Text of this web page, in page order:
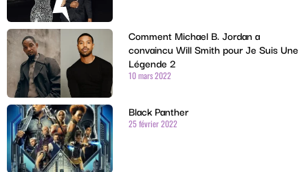
Comment Michael B. Jordan a
convaincu Will Smith pour Je Suis Une
Légende 2
10 mars 2022
Black Panther
25 février 2022